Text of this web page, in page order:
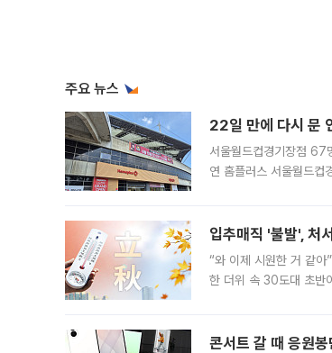
주요 뉴스
22일 만에 다시 문
서울월드컵경기장점 67
연 홈플러스 서울월드컵
입추매직 '불발', 처
“와 이제 시원한 거 같아
한 더위 속 30도대 초반
콘서트 갈 때 응원